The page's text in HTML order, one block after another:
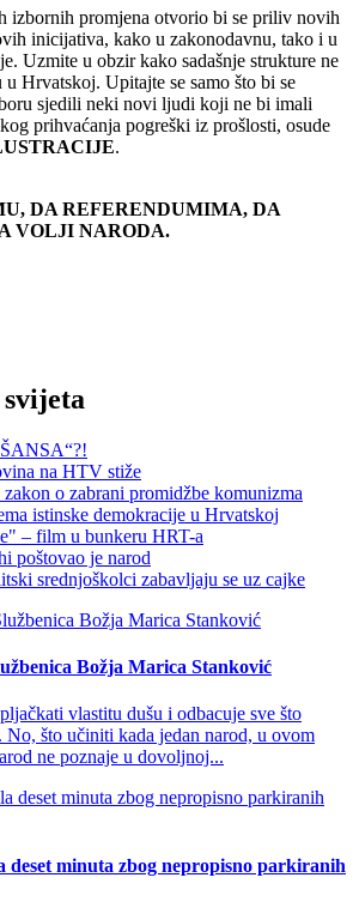
izbornih promjena otvorio bi se priliv novih
inicijativa, kako u zakonodavnu, tako i u
Uzmite u obzir kako sadašnje strukture ne
Hrvatskoj. Upitajte se samo što bi se
sjedili neki novi ljudi koji ne bi imali
prihvaćanja pogreški iz prošlosti, osude
.
DA REFERENDUMIMA, DA
VOLJI NARODA.
na HTV stiže
o zabrani promidžbe komunizma
istinske demokracije u Hrvatskoj
– film u bunkeru HRT-a
poštovao je narod
srednjoškolci zabavljaju se uz cajke
Božja Marica Stanković
vlastitu dušu i odbacuje sve što
No, što učiniti kada jedan narod, u ovom
ne poznaje u dovoljnoj...
deset minuta zbog nepropisno parkiranih